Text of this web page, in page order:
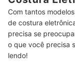
Com tantos
de costura
precisa se
o que você precisa
lendo!